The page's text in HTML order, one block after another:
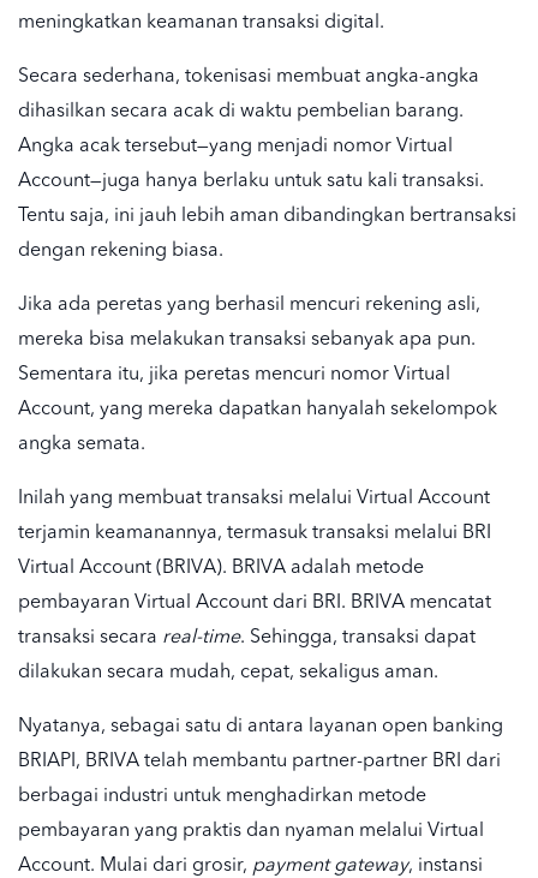
meningkatkan keamanan transaksi digital.
Secara sederhana, tokenisasi membuat angka-angka
dihasilkan secara acak di waktu pembelian barang.
Angka acak tersebut—yang menjadi nomor Virtual
Account—juga hanya berlaku untuk satu kali transaksi.
Tentu saja, ini jauh lebih aman dibandingkan bertransaksi
dengan rekening biasa.
Jika ada peretas yang berhasil mencuri rekening asli,
mereka bisa melakukan transaksi sebanyak apa pun.
Sementara itu, jika peretas mencuri nomor Virtual
Account, yang mereka dapatkan hanyalah sekelompok
angka semata.
Inilah yang membuat transaksi melalui Virtual Account
terjamin keamanannya, termasuk transaksi melalui BRI
Virtual Account (BRIVA). BRIVA adalah metode
pembayaran Virtual Account dari BRI. BRIVA mencatat
transaksi secara real-time. Sehingga, transaksi dapat
dilakukan secara mudah, cepat, sekaligus aman.
Nyatanya, sebagai satu di antara layanan open banking
BRIAPI, BRIVA telah membantu partner-partner BRI dari
berbagai industri untuk menghadirkan metode
pembayaran yang praktis dan nyaman melalui Virtual
Account. Mulai dari grosir, payment gateway, instansi